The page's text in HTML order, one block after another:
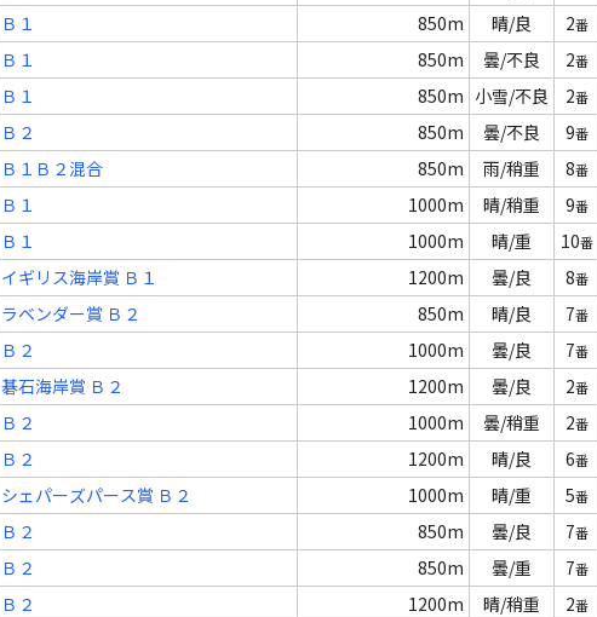
Ｂ１ 850m 晴/良 2番
Ｂ１ 850m 曇/不良 2番
Ｂ１ 850m 小雪/不良 2番
Ｂ２ 850m 曇/不良 9番
Ｂ１Ｂ２混合 850m 雨/稍重 8番
Ｂ１ 1000m 晴/稍重 9番
Ｂ１ 1000m 晴/重 10番
イギリス海岸賞 Ｂ１ 1200m 曇/良 8番
ラベンダー賞 Ｂ２ 850m 晴/良 7番
Ｂ２ 1000m 曇/良 7番
碁石海岸賞 Ｂ２ 1200m 曇/良 2番
Ｂ２ 1000m 曇/稍重 2番
Ｂ２ 1200m 晴/良 6番
シェパーズパース賞 Ｂ２ 1000m 晴/重 5番
Ｂ２ 850m 曇/良 7番
Ｂ２ 850m 曇/重 7番
Ｂ２ 1200m 晴/稍重 2番